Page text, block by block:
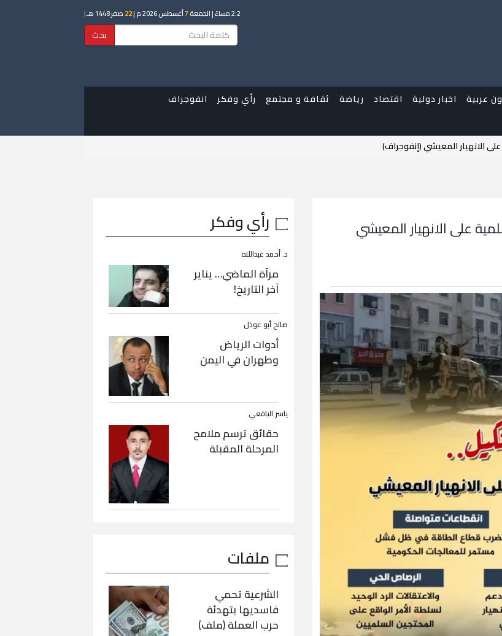
2:2 مساءً | الجمعة7أغسطس 2026 م | 22 صفر 1448 هـ |
بحث
عربية اخبار دولية اقتصاد رياضة ثقافة و مجتمع رأي وفكر
انفوجراف
الانهيار المعيشي (إنفوجراف)
على الانهيار المعيشي رأي وفكر
د. أحمد عبداللاه
مرآة الماضي… يناير
آخر التاريخ!
صالح أبو عوذل
أدوات الرياض
وطهران في اليمن
ياسر اليافعي
حقائق ترسم ملامح
المرحلة المقبلة
ملفات
الشرعية تحمي
فاسديها بتهدئة
حرب العملة (ملف)